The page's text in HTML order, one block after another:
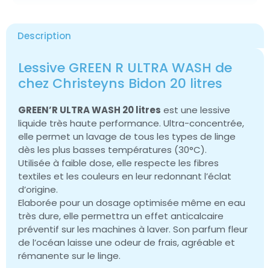
Description
Lessive GREEN R ULTRA WASH de
chez Christeyns Bidon 20 litres
GREEN’R ULTRA WASH 20 litres est une lessive
liquide très haute performance. Ultra-concentrée,
elle permet un lavage de tous les types de linge
dès les plus basses températures (30°C).
Utilisée à faible dose, elle respecte les fibres
textiles et les couleurs en leur redonnant l’éclat
d’origine.
Elaborée pour un dosage optimisée même en eau
très dure, elle permettra un effet anticalcaire
préventif sur les machines à laver. Son parfum fleur
de l’océan laisse une odeur de frais, agréable et
rémanente sur le linge.